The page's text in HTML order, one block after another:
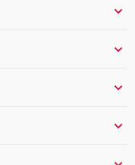



